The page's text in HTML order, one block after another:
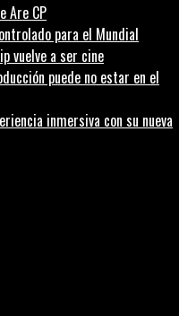
Are CP
para el Mundial
vuelve a ser cine
puede no estar en el
inmersiva con su nueva